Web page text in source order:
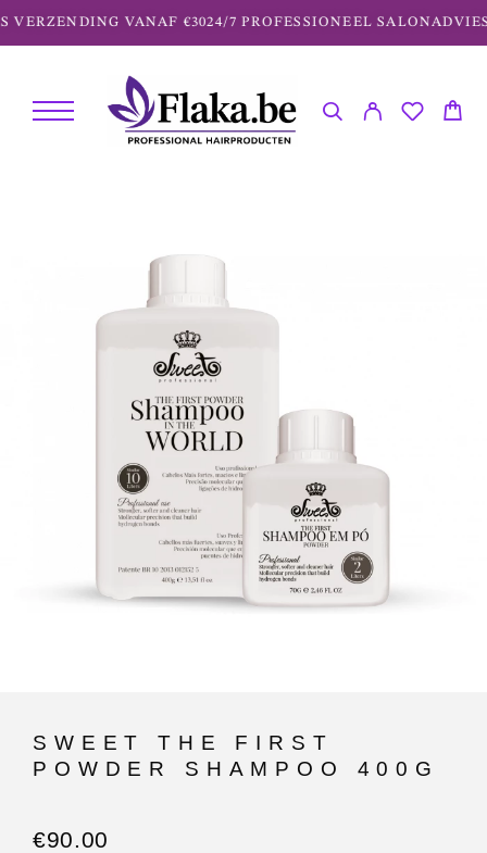
VANAF €3024/7 PROFESSIONEEL SALONADVIES
SWEET THE FIRST
POWDER SHAMPOO 400G
€90.00